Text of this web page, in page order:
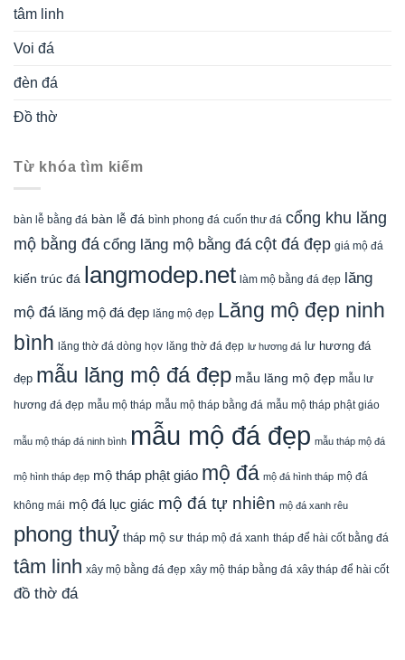
tâm linh
Voi đá
đèn đá
Đồ thờ
Từ khóa tìm kiếm
bàn lễ bằng đá bàn lễ đá bình phong đá cuốn thư đá cổng khu lăng
mộ bằng đá cổng lăng mộ bằng đá cột đá đẹp giá mộ đá
kiến trúc đá langmodep.net làm mộ bằng đá đẹp lăng
mộ đá lăng mộ đá đẹp lăng mộ đẹp Lăng mộ đẹp ninh
bình lăng thờ đá dòng họv lăng thờ đá đẹp lư hương đá lư hương đá
đẹp mẫu lăng mộ đá đẹp mẫu lăng mộ đẹp mẫu lư
hương đá đẹp mẫu mộ tháp mẫu mộ tháp bằng đá mẫu mộ tháp phật giáo
mẫu mộ tháp đá ninh bình mẫu mộ đá đẹp mẫu tháp mộ đá
mộ hình tháp đẹp mộ tháp phật giáo mộ đá mộ đá hình tháp mộ đá
không mái mộ đá lục giác mộ đá tự nhiên mộ đá xanh rêu
phong thuỷ tháp mộ sư tháp mộ đá xanh tháp để hài cốt bằng đá
tâm linh xây mộ bằng đá đẹp xây mộ tháp bằng đá xây tháp để hài cốt
đồ thờ đá